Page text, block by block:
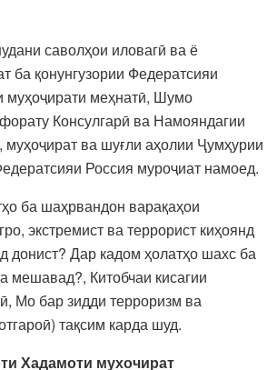
саволҳои иловагӣ ва ё
ба қонунгузории Федератсияи
муҳоҷирати меҳнатӣ, Шумо
Консулгарӣ ва Намояндагии
муҳоҷират ва шуғли аҳолии Ҷумҳурии
Россия муроҷиат намоед.
ба шаҳрвандон варақаҳои
экстремист ва террорист киҳоянд
донист? Дар кадом ҳолатҳо шахс ба
мешавад?, Китобчаи кисагии
Мо бар зидди терроризм ва
тақсим карда шуд.
Хадамоти мухочират